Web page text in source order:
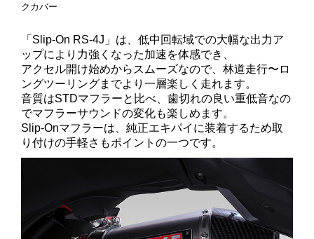
クカバー
「Slip-On RS-4J」は、低中回転域での大幅な出力ア
ップにより力強くなった加速を体感でき、
アクセル開け始めからスムーズなので、林道走行〜ロ
ングツーリングまでより一層楽しく走れます。
音質はSTDマフラーと比べ、歯切れの良い重低音なの
でマフラーサウンドの変化も楽しめます。
Slip-Onマフラーは、純正エキパイに装着するため取
り付けの手軽さもポイントの一つです。